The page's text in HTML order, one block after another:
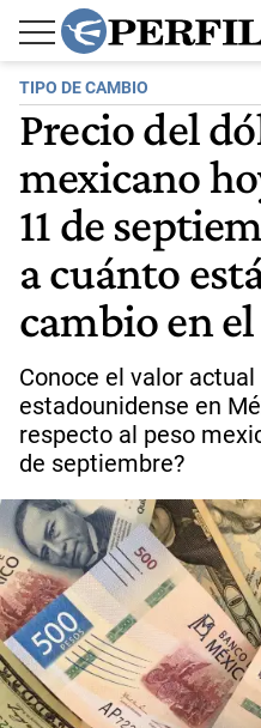
TIPO DE CAMBIO
Precio del
mexicano
11 de
a cuánto
cambio en
Conoce el valor
estadounidense en
respecto al peso
de septiembre?